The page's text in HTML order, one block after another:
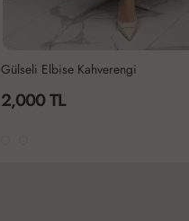
BİHTER ELBİSE - KAHVERENGİ
1,300 TL